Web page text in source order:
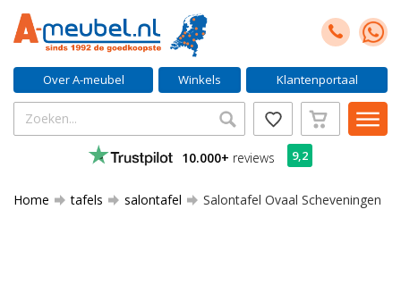
Over A-meubel Winkels Klantenportaal
10.000+ reviews 9,2
Home tafels salontafel Salontafel Ovaal Scheveningen